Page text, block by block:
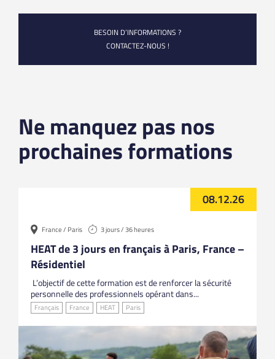
BESOIN D’INFORMATIONS ?
CONTACTEZ-NOUS !
Ne manquez pas nos
prochaines formations
08.12.26
France / Paris 3 jours / 36 heures
HEAT de 3 jours en français à Paris, France –
Résidentiel
L’objectif de cette formation est de renforcer la sécurité
personnelle des professionnels opérant dans...
Français France HEAT Paris